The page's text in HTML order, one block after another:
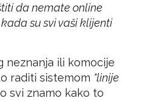
da nemate online
su svi vaši klijenti
neznanja ili komocije
raditi sistemom "linije
svi znamo kako to